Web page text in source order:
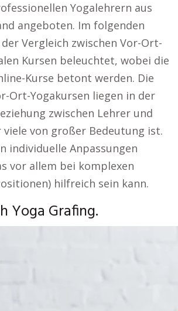
Yogalehrern aus
angeboten. Im folgenden
Vergleich zwischen Vor-Ort-
Kursen beleuchtet, wobei die
Kurse betont werden. Die
Ort-Yogakursen liegen in der
zwischen Lehrer und
viele von großer Bedeutung ist.
individuelle Anpassungen
vor allem bei komplexen
hilfreich sein kann.
Yoga Grafing.